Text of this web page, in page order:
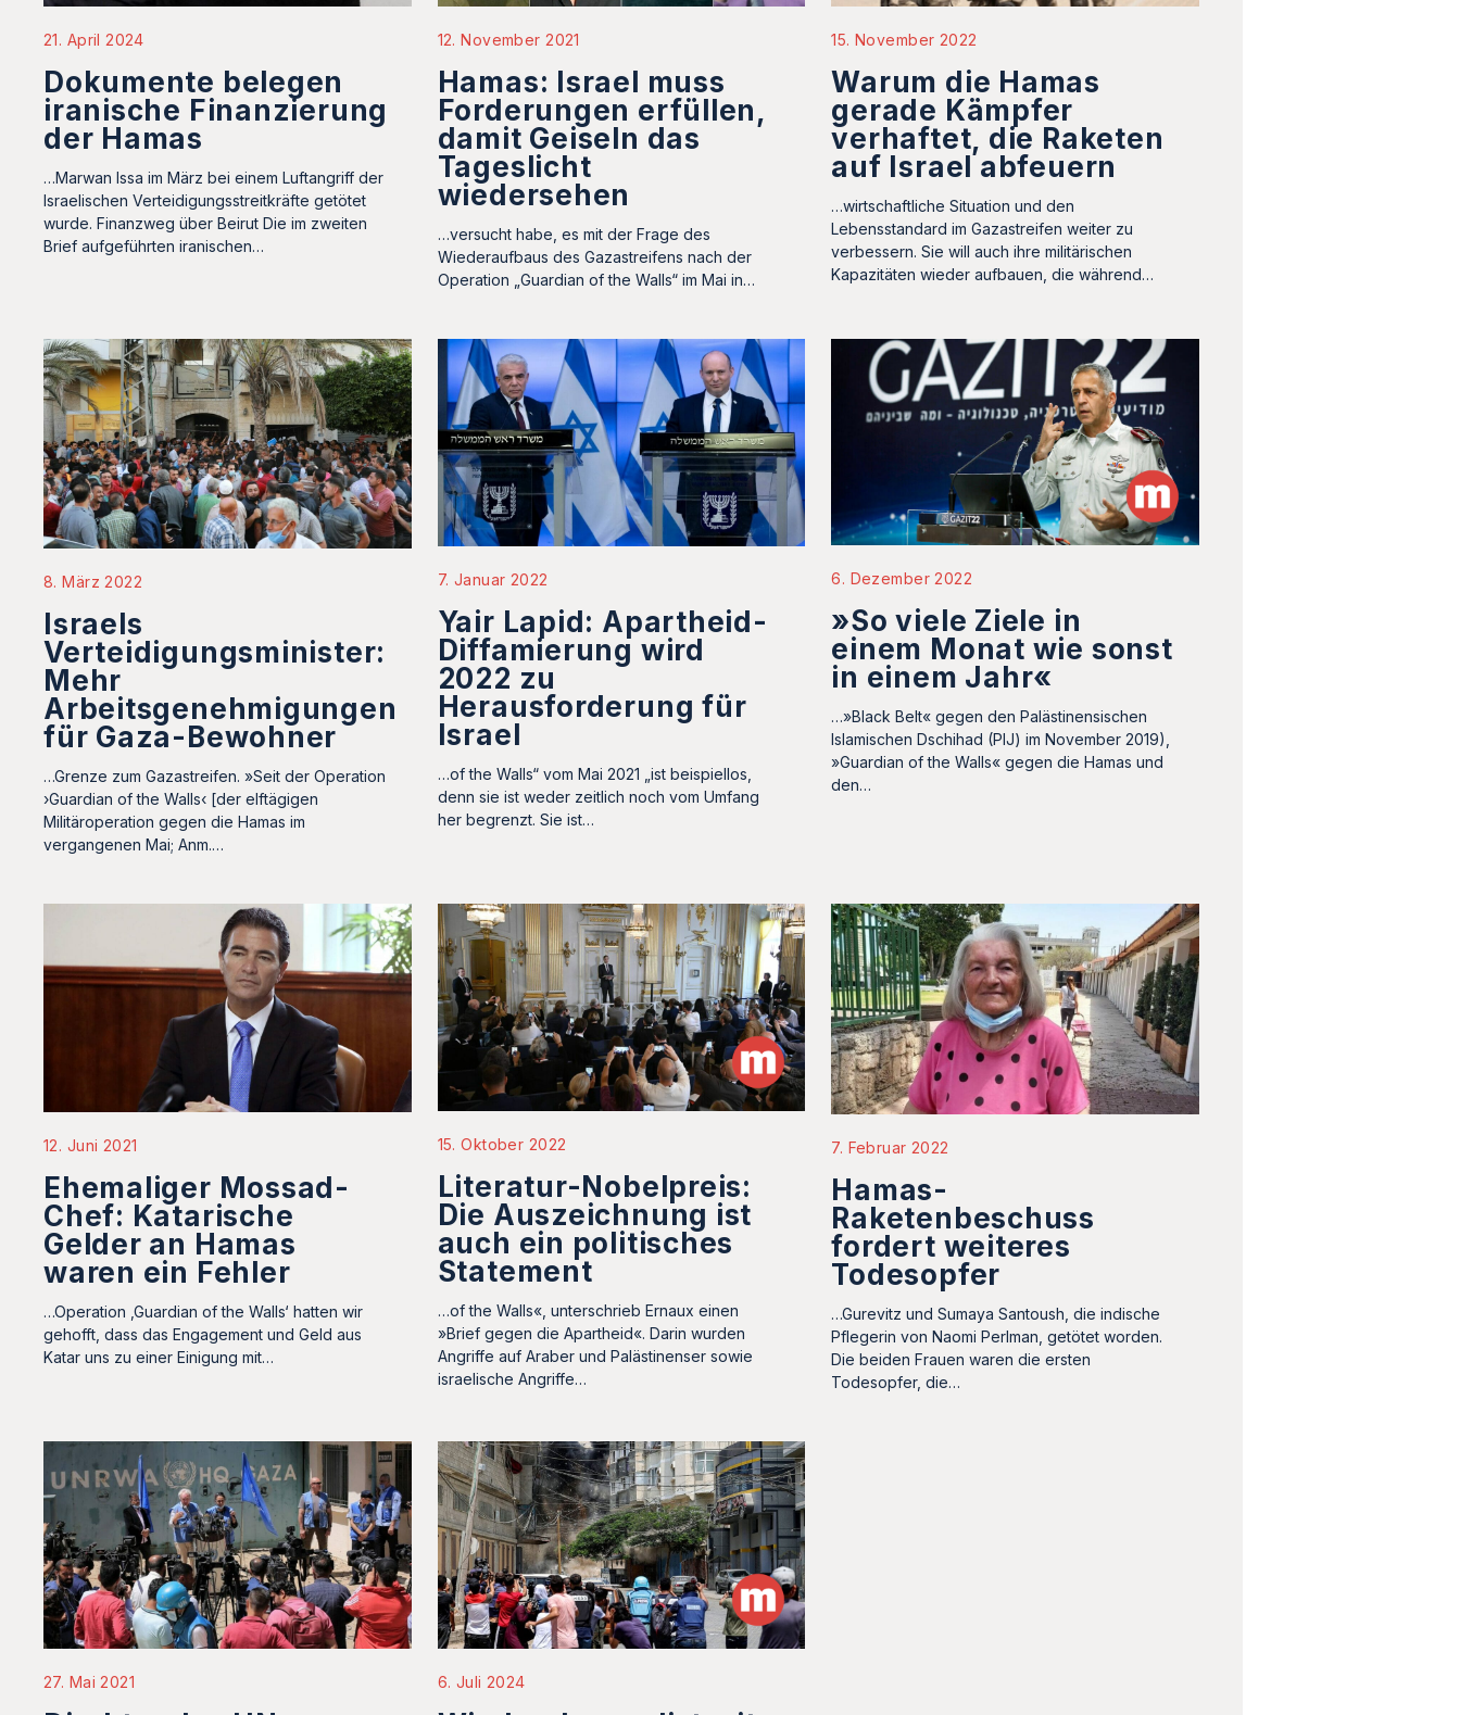
21. April 2024
Dokumente belegen
iranische Finanzierung
der Hamas
…Marwan Issa im März bei einem Luftangriff der
Israelischen Verteidigungsstreitkräfte getötet
wurde. Finanzweg über Beirut Die im zweiten
Brief aufgeführten iranischen…
12. November 2021
Hamas: Israel muss
Forderungen erfüllen,
damit Geiseln das
Tageslicht
wiedersehen
…versucht habe, es mit der Frage des
Wiederaufbaus des Gazastreifens nach der
Operation „Guardian of the Walls“ im Mai in…
15. November 2022
Warum die Hamas
gerade Kämpfer
verhaftet, die Raketen
auf Israel abfeuern
…wirtschaftliche Situation und den
Lebensstandard im Gazastreifen weiter zu
verbessern. Sie will auch ihre militärischen
Kapazitäten wieder aufbauen, die während…
8. März 2022
Israels
Verteidigungsminister:
Mehr
Arbeitsgenehmigungen
für Gaza-Bewohner
…Grenze zum Gazastreifen. »Seit der Operation
›Guardian of the Walls‹ [der elftägigen
Militäroperation gegen die Hamas im
vergangenen Mai; Anm.…
7. Januar 2022
Yair Lapid: Apartheid-
Diffamierung wird
2022 zu
Herausforderung für
Israel
…of the Walls“ vom Mai 2021 „ist beispiellos,
denn sie ist weder zeitlich noch vom Umfang
her begrenzt. Sie ist…
6. Dezember 2022
»So viele Ziele in
einem Monat wie sonst
in einem Jahr«
…»Black Belt« gegen den Palästinensischen
Islamischen Dschihad (PIJ) im November 2019),
»Guardian of the Walls« gegen die Hamas und
den…
12. Juni 2021
Ehemaliger Mossad-
Chef: Katarische
Gelder an Hamas
waren ein Fehler
…Operation ‚Guardian of the Walls‘ hatten wir
gehofft, dass das Engagement und Geld aus
Katar uns zu einer Einigung mit…
15. Oktober 2022
Literatur-Nobelpreis:
Die Auszeichnung ist
auch ein politisches
Statement
…of the Walls«, unterschrieb Ernaux einen
»Brief gegen die Apartheid«. Darin wurden
Angriffe auf Araber und Palästinenser sowie
israelische Angriffe…
7. Februar 2022
Hamas-
Raketenbeschuss
fordert weiteres
Todesopfer
…Gurevitz und Sumaya Santoush, die indische
Pflegerin von Naomi Perlman, getötet worden.
Die beiden Frauen waren die ersten
Todesopfer, die…
27. Mai 2021 6. Juli 2024